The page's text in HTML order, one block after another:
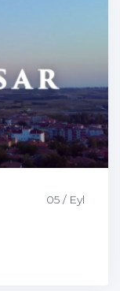
05 / Eyl